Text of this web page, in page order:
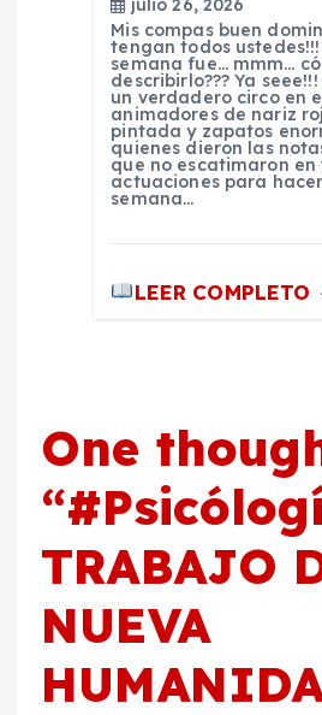
julio 26, 2026
Mis compas buen
tengan todos ustedes!!!
semana fue… mmm…
describirlo??? Ya
un verdadero circo en
animadores de nariz
pintada y zapatos
quienes dieron las
que no escatimaron en
actuaciones para
semana…
LEER COMPLETO
One
“
TRABAJO
NUEVA